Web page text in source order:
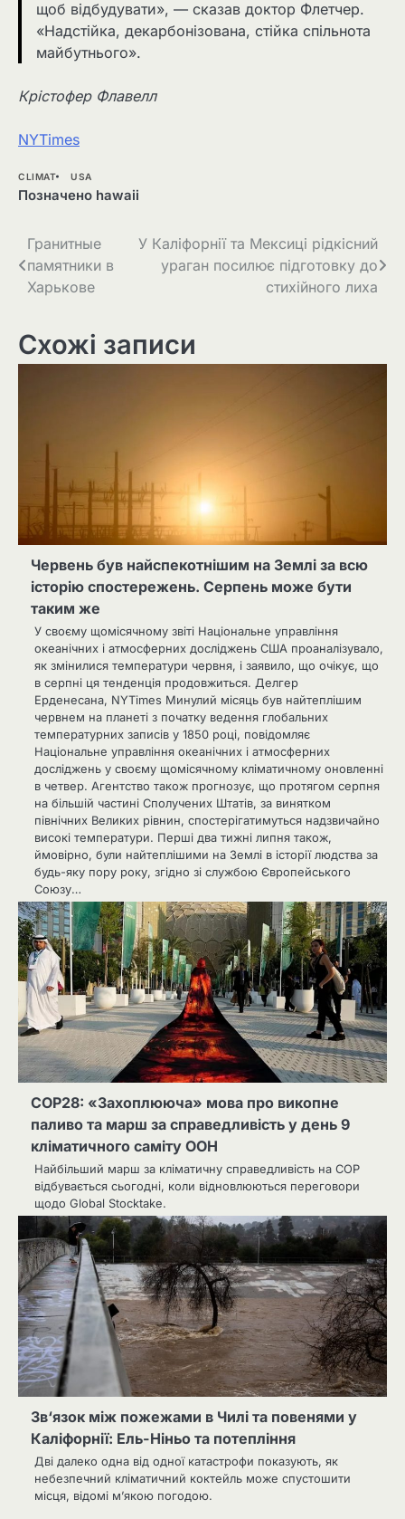
щоб відбудувати», — сказав доктор Флетчер.
«Надстійка, декарбонізована, стійка спільнота
майбутнього».
Крістофер Флавелл
NYTimes
CLIMAT USA
Позначено hawaii
Навігація
записів
Гранитные
памятники в
Харькове
У Каліфорнії та Мексиці рідкісний
ураган посилює підготовку до
стихійного лиха
Схожі записи
Червень був найспекотнішим на Землі за всю
історію спостережень. Серпень може бути
таким же
У своєму щомісячному звіті Національне управління
океанічних і атмосферних досліджень США проаналізувало,
як змінилися температури червня, і заявило, що очікує, що
в серпні ця тенденція продовжиться. Делгер
Ерденесана, NYTimes Минулий місяць був найтеплішим
червнем на планеті з початку ведення глобальних
температурних записів у 1850 році, повідомляє
Національне управління океанічних і атмосферних
досліджень у своєму щомісячному кліматичному оновленні
в четвер. Агентство також прогнозує, що протягом серпня
на більшій частині Сполучених Штатів, за винятком
північних Великих рівнин, спостерігатимуться надзвичайно
високі температури. Перші два тижні липня також,
ймовірно, були найтеплішими на Землі в історії людства за
будь-яку пору року, згідно зі службою Європейського
Союзу…
COP28: «Захоплююча» мова про викопне
паливо та марш за справедливість у день 9
кліматичного саміту ООН
Найбільший марш за кліматичну справедливість на COP
відбувається сьогодні, коли відновлюються переговори
щодо Global Stocktake.
Зв‘язок між пожежами в Чилі та повенями у
Каліфорнії: Ель-Ніньо та потепління
Дві далеко одна від одної катастрофи показують, як
небезпечний кліматичний коктейль може спустошити
місця, відомі м’якою погодою.